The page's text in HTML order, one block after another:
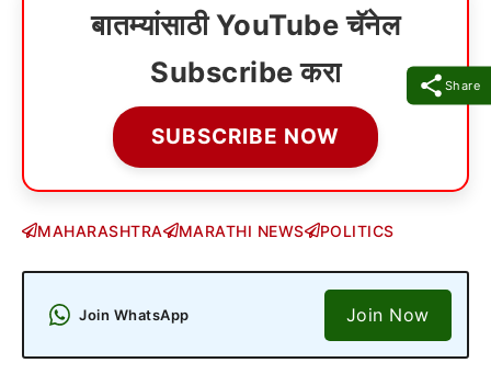
Share
बातम्यांसाठी YouTube चॅनेल
Subscribe करा
SUBSCRIBE NOW
MAHARASHTRA MARATHI NEWS POLITICS
Join WhatsApp Join Now